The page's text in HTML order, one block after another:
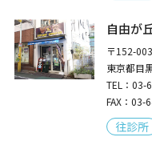
自由が
〒152-
東京都目
TEL：
FAX：
往診所